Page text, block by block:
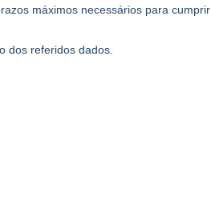
máximos necessários para cumprir
dos referidos dados.